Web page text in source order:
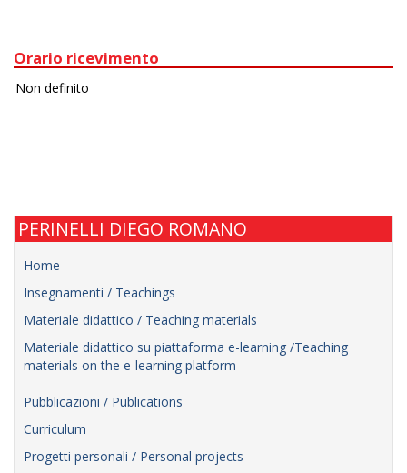
Orario ricevimento
PERINELLI DIEGO ROMANO
Home
Insegnamenti / Teachings
Materiale didattico / Teaching materials
Materiale didattico su piattaforma e-learning /Teaching
materials on the e-learning platform
Pubblicazioni / Publications
Curriculum
Progetti personali / Personal projects